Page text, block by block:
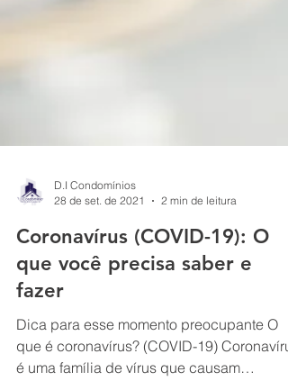
D.I Condomínios
28 de set. de 2021
2 min de leitura
Coronavírus (COVID-19): O
que você precisa saber e
fazer
Dica para esse momento preocupante O